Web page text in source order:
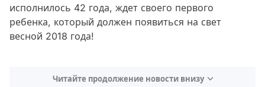
исполнилось 42 года, ждет своего первого
ребенка, который должен появиться на свет
весной 2018 года!
Читайте продолжение новости внизу